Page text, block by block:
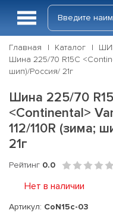
Главная Каталог
Шина 225/70 R15C
шип)/Россия/ 21г
Шина 225/70
<Continental>
112/110R (зима;
21г
Рейтинг 0.0
Нет в наличии
Артикул: CoN15c-03